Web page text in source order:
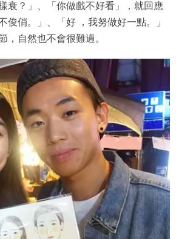
衰？」、「你做戲不好看」，就回應
俊俏。」、「好 ，我努做好一點。」
，自然也不會很難過。